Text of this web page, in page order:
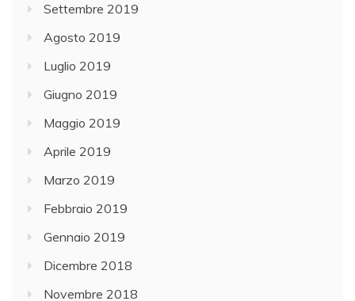
Settembre 2019
Agosto 2019
Luglio 2019
Giugno 2019
Maggio 2019
Aprile 2019
Marzo 2019
Febbraio 2019
Gennaio 2019
Dicembre 2018
Novembre 2018